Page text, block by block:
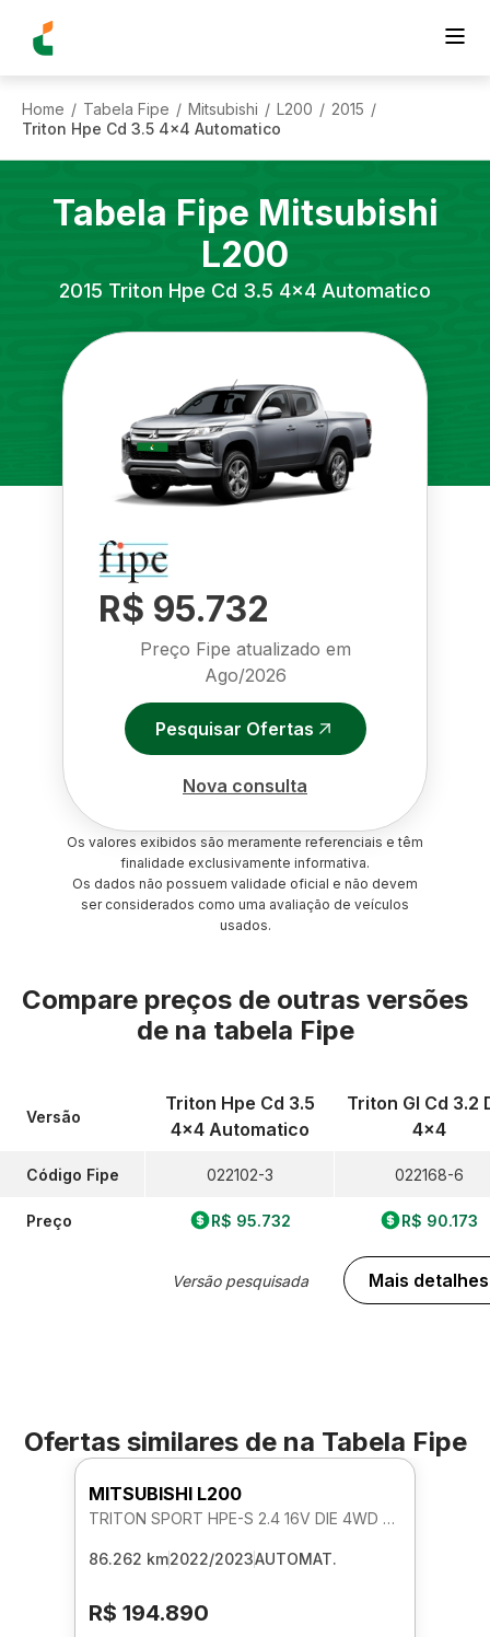
Home / Tabela Fipe / Mitsubishi / L200 / 2015 /
Triton Hpe Cd 3.5 4x4 Automatico
Tabela Fipe Mitsubishi
L200
2015 Triton Hpe Cd 3.5 4x4 Automatico
R$ 95.732
Preço Fipe atualizado em
Ago/2026
Pesquisar Ofertas
Nova consulta
Os valores exibidos são meramente referenciais e têm
finalidade exclusivamente informativa.
Os dados não possuem validade oficial e não devem
ser considerados como uma avaliação de veículos
usados.
Compare preços de outras versões
de na tabela Fipe
Versão
Código Fipe
Preço
Triton Hpe Cd 3.5
4x4 Automatico
022102-3
R$ 95.732
Versão pesquisada
Triton Gl Cd 3.2
4x4
022168-6
R$ 90.173
Mais detalhes
Ofertas similares de na Tabela Fipe
MITSUBISHI L200
TRITON SPORT HPE-S 2.4 16V DIE 4WD AUTOMATICO
86.262 km2022/2023AUTOMAT.
R$ 194.890